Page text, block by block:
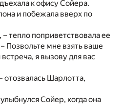
к офису Сойера.
и побежала вверх по
тепло поприветствовала ее
Позвольте мне взять ваше
встреча, я вызову для вас
отозвалась Шарлотта,
Сойер, когда она